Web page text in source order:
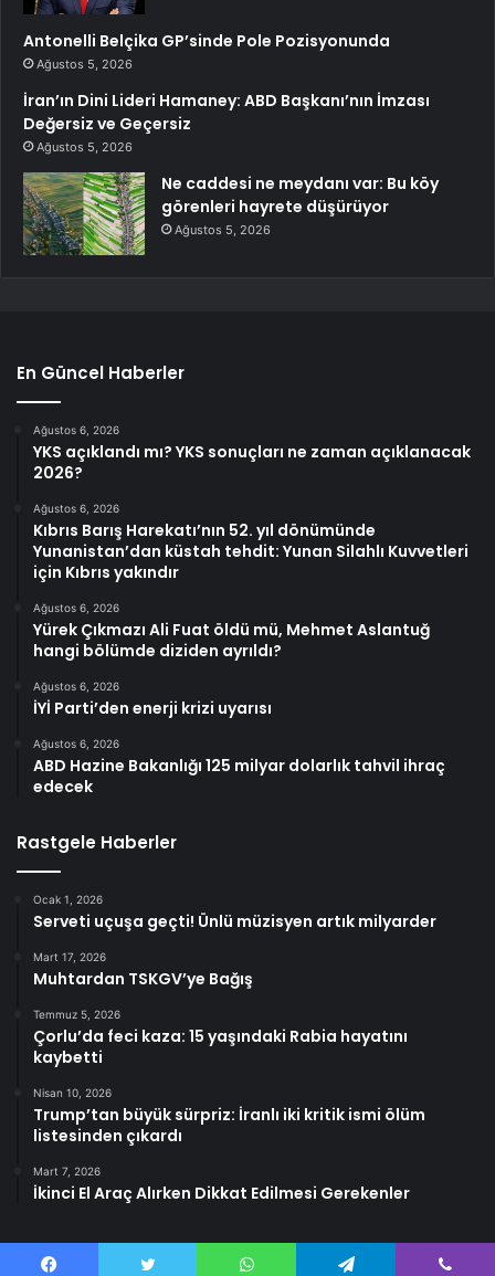
Antonelli Belçika GP’sinde Pole Pozisyonunda
Ağustos 5, 2026
İran’ın Dini Lideri Hamaney: ABD Başkanı’nın İmzası
Değersiz ve Geçersiz
Ağustos 5, 2026
Ne caddesi ne meydanı var: Bu köy
görenleri hayrete düşürüyor
Ağustos 5, 2026
En Güncel Haberler
Ağustos 6, 2026
YKS açıklandı mı? YKS sonuçları ne zaman açıklanacak
2026?
Ağustos 6, 2026
Kıbrıs Barış Harekatı’nın 52. yıl dönümünde
Yunanistan’dan küstah tehdit: Yunan Silahlı Kuvvetleri
için Kıbrıs yakındır
Ağustos 6, 2026
Yürek Çıkmazı Ali Fuat öldü mü, Mehmet Aslantuğ
hangi bölümde diziden ayrıldı?
Ağustos 6, 2026
İYİ Parti’den enerji krizi uyarısı
Ağustos 6, 2026
ABD Hazine Bakanlığı 125 milyar dolarlık tahvil ihraç
edecek
Rastgele Haberler
Ocak 1, 2026
Serveti uçuşa geçti! Ünlü müzisyen artık milyarder
Mart 17, 2026
Muhtardan TSKGV’ye Bağış
Temmuz 5, 2026
Çorlu’da feci kaza: 15 yaşındaki Rabia hayatını
kaybetti
Nisan 10, 2026
Trump’tan büyük sürpriz: İranlı iki kritik ismi ölüm
listesinden çıkardı
Mart 7, 2026
İkinci El Araç Alırken Dikkat Edilmesi Gerekenler